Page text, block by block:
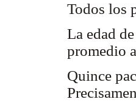
Todos los
La edad
promedio
Quince